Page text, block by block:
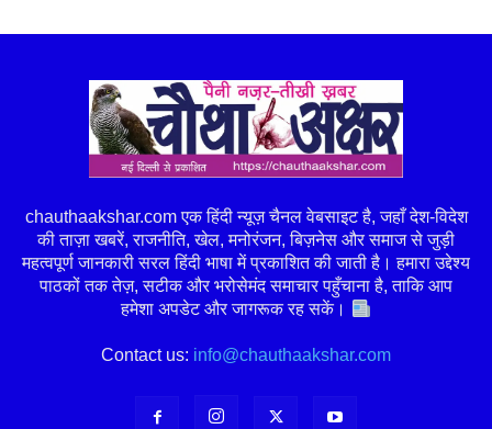
chauthaakshar.com एक हिंदी न्यूज़ चैनल वेबसाइट है, जहाँ देश-विदेश
की ताज़ा खबरें, राजनीति, खेल, मनोरंजन, बिज़नेस और समाज से जुड़ी
महत्वपूर्ण जानकारी सरल हिंदी भाषा में प्रकाशित की जाती है। हमारा उद्देश्य
पाठकों तक तेज़, सटीक और भरोसेमंद समाचार पहुँचाना है, ताकि आप
हमेशा अपडेट और जागरूक रह सकें।
Contact us: info@chauthaakshar.com